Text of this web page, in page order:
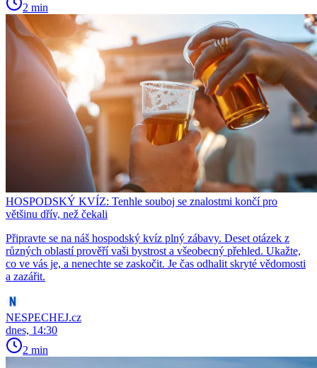
2 min
HOSPODSKÝ KVÍZ: Tenhle souboj se znalostmi končí pro
většinu dřív, než čekali
Připravte se na náš hospodský kvíz plný zábavy. Deset otázek z
různých oblastí prověří vaši bystrost a všeobecný přehled. Ukažte,
co ve vás je, a nenechte se zaskočit. Je čas odhalit skryté vědomosti
a zazářit.
NESPECHEJ.cz
dnes, 14:30
2 min